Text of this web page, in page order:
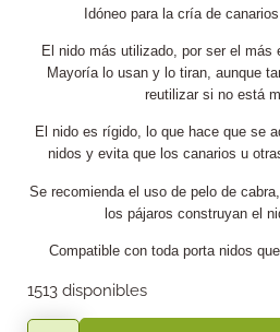
Idóneo para la cría de
El nido más utilizado, por ser el más
Mayoría lo usan y lo tiran, aunque
reutilizar si no está
El nido es rígido, lo que hace que se
nidos y evita que los canarios u
Se recomienda el uso de pelo de
los pájaros construyan el
Compatible con toda porta nidos
1513 disponibles